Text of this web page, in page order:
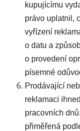
kupujícímu
právo uplatnil,
vyřízení
o datu a
o provedení
písemné
Prodávající
reklamaci
pracovních
přiměřená